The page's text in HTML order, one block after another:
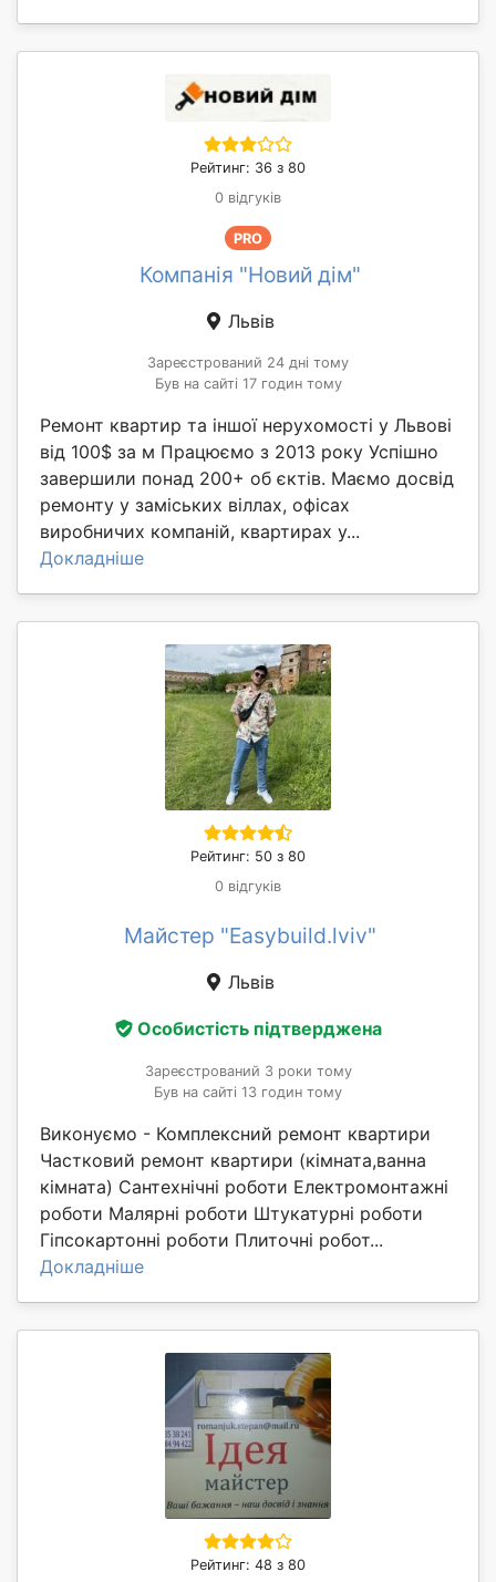
Рейтинг: 36 з 80
0 відгуків
PRO
Компанія "Новий дім"
Львів
Зареєстрований 24 дні тому
Був на сайті 17 годин тому
Ремонт квартир та іншої нерухомості у Львові
від 100$ за м Працюємо з 2013 року Успішно
завершили понад 200+ об єктів. Маємо досвід
ремонту у заміських віллах, офісах
виробничих компаній, квартирах у...
Докладніше
Рейтинг: 50 з 80
0 відгуків
Майстер "Easybuild.lviv"
Львів
Особистість підтверджена
Зареєстрований 3 роки тому
Був на сайті 13 годин тому
Виконуємо - Комплексний ремонт квартири
Частковий ремонт квартири (кімната,ванна
кімната) Сантехнічні роботи Електромонтажні
роботи Малярні роботи Штукатурні роботи
Гіпсокартонні роботи Плиточні робот...
Докладніше
Рейтинг: 48 з 80